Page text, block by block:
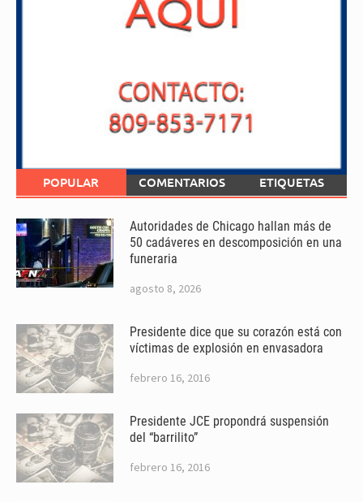
POPULAR COMENTARIOS ETIQUETAS
Autoridades de Chicago hallan más de
50 cadáveres en descomposición en una
funeraria
agosto 8, 2026
Presidente dice que su corazón está con
víctimas de explosión en envasadora
febrero 16, 2016
Presidente JCE propondrá suspensión
del “barrilito”
febrero 16, 2016